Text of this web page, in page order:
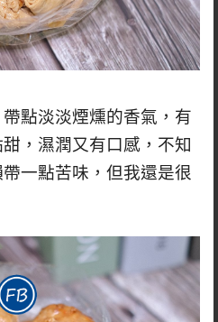
點淡淡煙燻的香氣，有
，濕潤又有口感，不知
一點苦味，但我還是很